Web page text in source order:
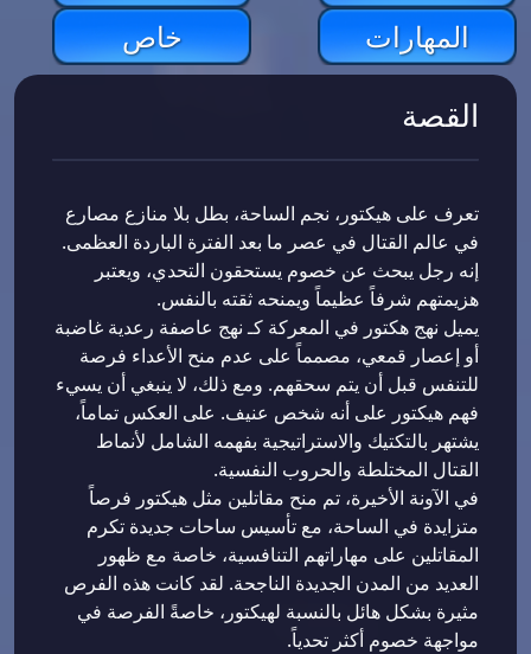
المهارات
خاص
القصة
تعرف على هيكتور، نجم الساحة، بطل بلا منازع مصارع
في عالم القتال في عصر ما بعد الفترة الباردة العظمى.
إنه رجل يبحث عن خصوم يستحقون التحدي، ويعتبر
هزيمتهم شرفاً عظيماً ويمنحه ثقته بالنفس.
يميل نهج هكتور في المعركة كـ نهج عاصفة رعدية غاضبة
أو إعصار قمعي، مصمماً على عدم منح الأعداء فرصة
للتنفس قبل أن يتم سحقهم. ومع ذلك، لا ينبغي أن يسيء
فهم هيكتور على أنه شخص عنيف. على العكس تماماً،
يشتهر بالتكتيك والاستراتيجية بفهمه الشامل لأنماط
القتال المختلطة والحروب النفسية.
في الآونة الأخيرة، تم منح مقاتلين مثل هيكتور فرصاً
متزايدة في الساحة، مع تأسيس ساحات جديدة تكرم
المقاتلين على مهاراتهم التنافسية، خاصة مع ظهور
العديد من المدن الجديدة الناجحة. لقد كانت هذه الفرص
مثيرة بشكل هائل بالنسبة لهيكتور، خاصةً الفرصة في
مواجهة خصوم أكثر تحدياً.